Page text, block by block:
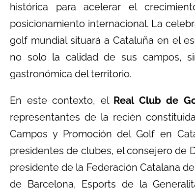
histórica para acelerar el
posicionamiento internacional. La
golf mundial situará a Cataluña en el
no solo la calidad de sus campos,
gastronómica del territorio.
En este contexto, el Real Club de
representantes de la recién
Campos y Promoción del Golf en
presidentes de clubes, el consejero de
presidente de la Federación Catalana
de Barcelona, Esports de la